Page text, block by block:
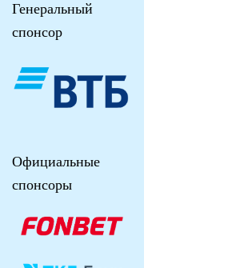
Генеральный
спонсор
Официальные
спонсоры